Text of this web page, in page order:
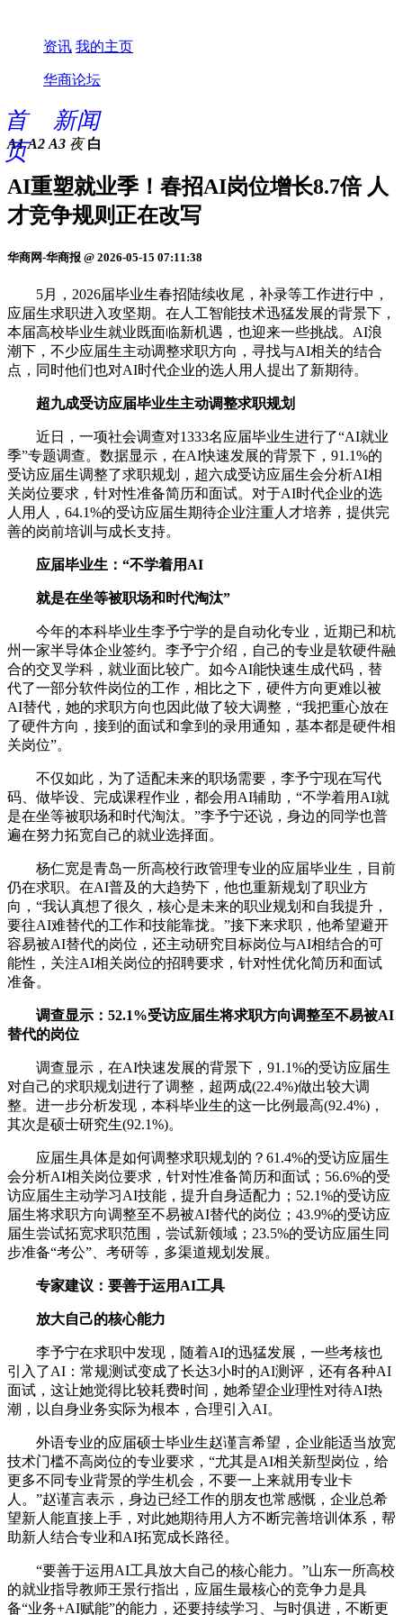
资讯 我的主页
华商论坛
首
页
新闻
A1 A2 A3 夜 白
AI重塑就业季！春招AI岗位增长8.7倍 人
才竞争规则正在改写
华商网-华商报 @ 2026-05-15 07:11:38
5月，2026届毕业生春招陆续收尾，补录等工作进行中，
应届生求职进入攻坚期。在人工智能技术迅猛发展的背景下，
本届高校毕业生就业既面临新机遇，也迎来一些挑战。AI浪
潮下，不少应届生主动调整求职方向，寻找与AI相关的结合
点，同时他们也对AI时代企业的选人用人提出了新期待。
超九成受访应届毕业生主动调整求职规划
近日，一项社会调查对1333名应届毕业生进行了“AI就业
季”专题调查。数据显示，在AI快速发展的背景下，91.1%的
受访应届生调整了求职规划，超六成受访应届生会分析AI相
关岗位要求，针对性准备简历和面试。对于AI时代企业的选
人用人，64.1%的受访应届生期待企业注重人才培养，提供完
善的岗前培训与成长支持。
应届毕业生：“不学着用AI
就是在坐等被职场和时代淘汰”
今年的本科毕业生李予宁学的是自动化专业，近期已和杭
州一家半导体企业签约。李予宁介绍，自己的专业是软硬件融
合的交叉学科，就业面比较广。如今AI能快速生成代码，替
代了一部分软件岗位的工作，相比之下，硬件方向更难以被
AI替代，她的求职方向也因此做了较大调整，“我把重心放在
了硬件方向，接到的面试和拿到的录用通知，基本都是硬件相
关岗位”。
不仅如此，为了适配未来的职场需要，李予宁现在写代
码、做毕设、完成课程作业，都会用AI辅助，“不学着用AI就
是在坐等被职场和时代淘汰。”李予宁还说，身边的同学也普
遍在努力拓宽自己的就业选择面。
杨仁宽是青岛一所高校行政管理专业的应届毕业生，目前
仍在求职。在AI普及的大趋势下，他也重新规划了职业方
向，“我认真想了很久，核心是未来的职业规划和自我提升，
要往AI难替代的工作和技能靠拢。”接下来求职，他希望避开
容易被AI替代的岗位，还主动研究目标岗位与AI相结合的可
能性，关注AI相关岗位的招聘要求，针对性优化简历和面试
准备。
调查显示：52.1%受访应届生将求职方向调整至不易被AI
替代的岗位
调查显示，在AI快速发展的背景下，91.1%的受访应届生
对自己的求职规划进行了调整，超两成(22.4%)做出较大调
整。进一步分析发现，本科毕业生的这一比例最高(92.4%)，
其次是硕士研究生(92.1%)。
应届生具体是如何调整求职规划的？61.4%的受访应届生
会分析AI相关岗位要求，针对性准备简历和面试；56.6%的受
访应届生主动学习AI技能，提升自身适配力；52.1%的受访应
届生将求职方向调整至不易被AI替代的岗位；43.9%的受访应
届生尝试拓宽求职范围，尝试新领域；23.5%的受访应届生同
步准备“考公”、考研等，多渠道规划发展。
专家建议：要善于运用AI工具
放大自己的核心能力
李予宁在求职中发现，随着AI的迅猛发展，一些考核也
引入了AI：常规测试变成了长达3小时的AI测评，还有各种AI
面试，这让她觉得比较耗费时间，她希望企业理性对待AI热
潮，以自身业务实际为根本，合理引入AI。
外语专业的应届硕士毕业生赵谨言希望，企业能适当放宽
技术门槛不高岗位的专业要求，“尤其是AI相关新型岗位，给
更多不同专业背景的学生机会，不要一上来就用专业卡
人。”赵谨言表示，身边已经工作的朋友也常感慨，企业总希
望新人能直接上手，对此她期待用人方不断完善培训体系，帮
助新人结合专业和AI拓宽成长路径。
“要善于运用AI工具放大自己的核心能力。”山东一所高校
的就业指导教师王景行指出，应届生最核心的竞争力是具
备“业务+AI赋能”的能力，还要持续学习、与时俱进，不断更